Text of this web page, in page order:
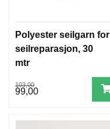
Polyester seilgarn for
seilreparasjon, 30
mtr
103,00
99,00